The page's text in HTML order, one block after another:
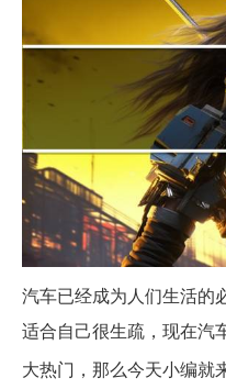
汽车已经成为人们生活的
适合自己很生疏，现在汽
大热门，那么今天小编就